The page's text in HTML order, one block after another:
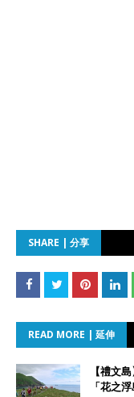
SHARE | 分享
READ MORE | 延伸
【禮文
「花之浮